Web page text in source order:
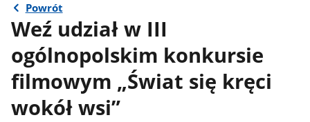
Powrót
Weź udział w III
ogólnopolskim konkursie
filmowym „Świat się kręci
wokół wsi”